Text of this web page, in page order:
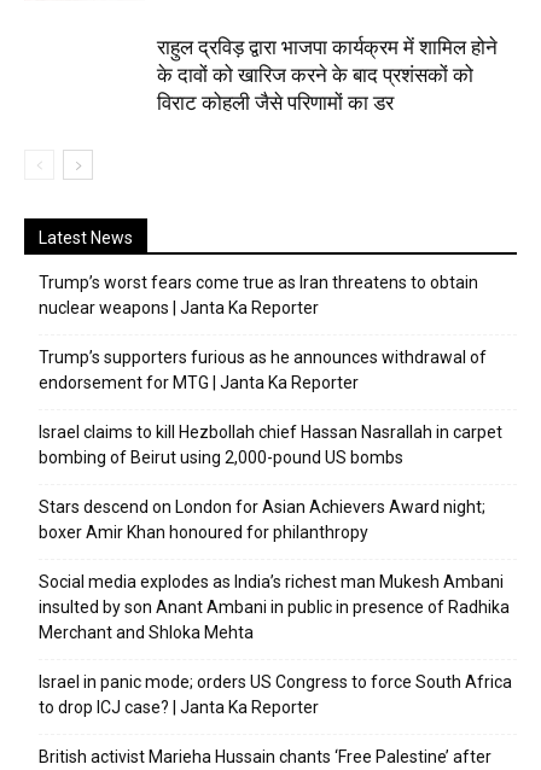
राहुल द्रविड़ द्वारा भाजपा कार्यक्रम में शामिल होने
के दावों को खारिज करने के बाद प्रशंसकों को
विराट कोहली जैसे परिणामों का डर
Latest News
Trump’s worst fears come true as Iran threatens to obtain
nuclear weapons | Janta Ka Reporter
Trump’s supporters furious as he announces withdrawal of
endorsement for MTG | Janta Ka Reporter
Israel claims to kill Hezbollah chief Hassan Nasrallah in carpet
bombing of Beirut using 2,000-pound US bombs
Stars descend on London for Asian Achievers Award night;
boxer Amir Khan honoured for philanthropy
Social media explodes as India’s richest man Mukesh Ambani
insulted by son Anant Ambani in public in presence of Radhika
Merchant and Shloka Mehta
Israel in panic mode; orders US Congress to force South Africa
to drop ICJ case? | Janta Ka Reporter
British activist Marieha Hussain chants ‘Free Palestine’ after